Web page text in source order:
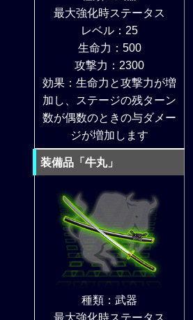
最大強化時ステータス
レベル：25
生命力：500
攻撃力：2300
効果：生命力と攻撃力が増
加し、ステージの残ターン
数が偶数のときの与ダメー
ジが増加します
装備品「牛丸」
種類：武器
最大強化時ステータス